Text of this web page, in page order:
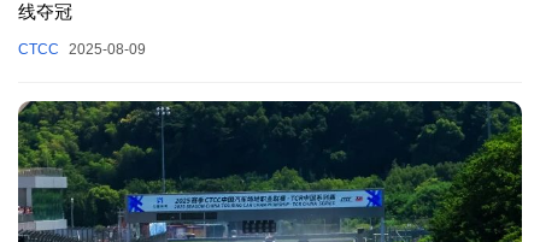
线夺冠
CTCC 2025-08-09